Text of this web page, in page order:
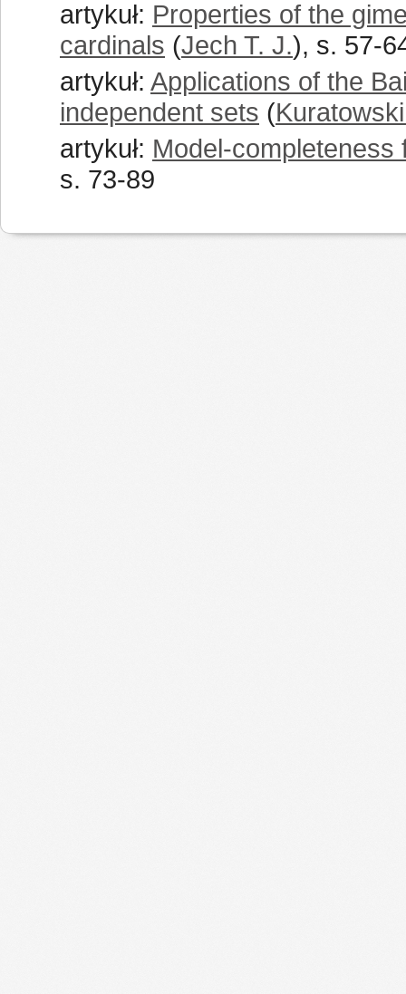
artykuł: Properties of the
cardinals (Jech T. J.), s. 57-
artykuł: Applications of the
independent sets (
artykuł: Model-
s. 73-89